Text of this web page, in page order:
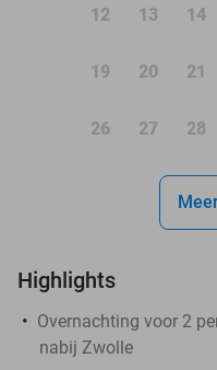
12 13 14
19 20 21
26 27 28
Highlights
Overnachting voor 2
nabij Zwolle